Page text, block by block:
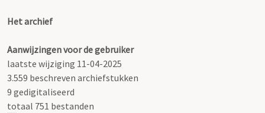
Het archief
Aanwijzingen voor de gebruiker
laatste wijziging 11-04-2025
3.559 beschreven archiefstukken
9 gedigitaliseerd
totaal 751 bestanden